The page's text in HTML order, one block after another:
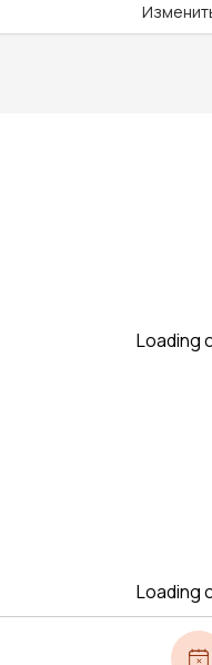
Loading
Loading